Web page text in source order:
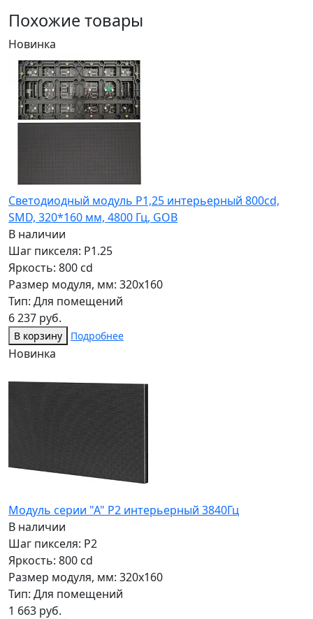
Похожие товары
Новинка
Светодиодный модуль P1,25 интерьерный 800cd,
SMD, 320*160 мм, 4800 Гц, GOB
В наличии
Шаг пикселя: P1.25
Яркость: 800 cd
Размер модуля, мм: 320x160
Тип: Для помещений
6 237 руб.
В корзину Подробнее
Новинка
Модуль серии "А" P2 интерьерный 3840Гц
В наличии
Шаг пикселя: P2
Яркость: 800 cd
Размер модуля, мм: 320x160
Тип: Для помещений
1 663 руб.